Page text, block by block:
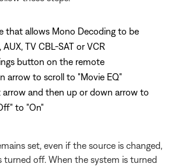
that allows Mono Decoding to be
TV CBL-SAT or VCR
button on the remote
arrow to scroll to "Movie EQ"
arrow and then up or down arrow to
to "On"
set, even if the source is changed,
turned off. When the system is turned